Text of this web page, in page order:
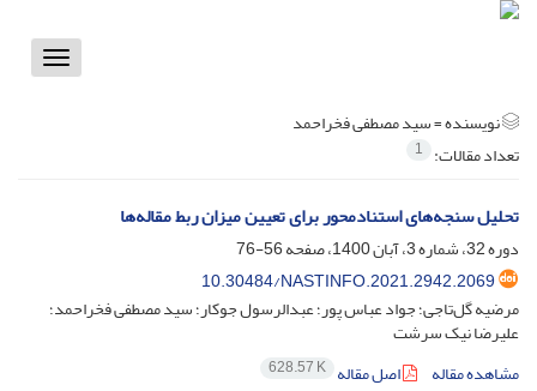
Toggle
نویسنده =سید مصطفی فخراحمد
تعداد مقالات: 1
تحلیل سنجه‌های استنادمحور برای تعیین میزان ربط مقاله‌ها
دوره 32، شماره 3، آبان 1400، صفحه
56-76
10.30484/NASTINFO.2021.2942.2069
مرضیه گل‌تاجی؛ جواد عباس پور؛ عبدالرسول جوکار؛ سید مصطفی فخراحمد؛
علیرضا نیک سرشت
مشاهده مقاله
اصل مقاله 628.57 K